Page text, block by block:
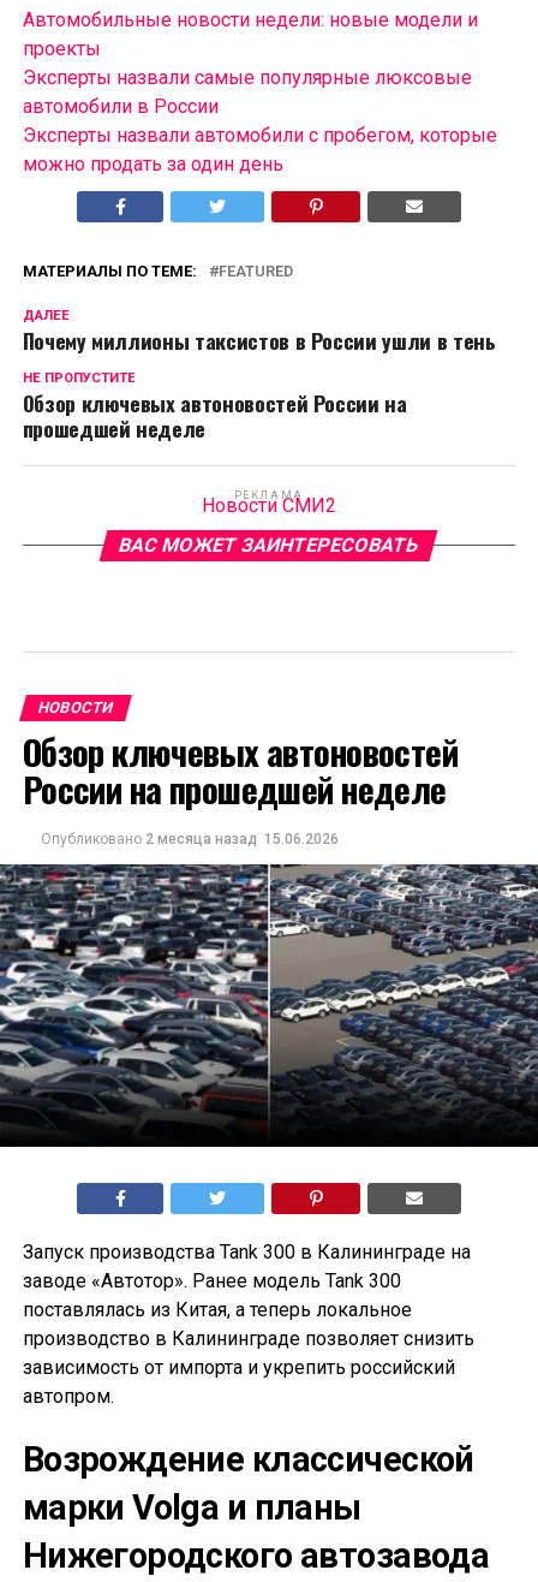
Автомобильные новости недели: новые модели и
проекты
Эксперты назвали самые популярные люксовые
автомобили в России
Эксперты назвали автомобили с пробегом, которые
можно продать за один день
МАТЕРИАЛЫ ПО ТЕМЕ: FEATURED
ДАЛЕЕ
Почему миллионы таксистов в России ушли в тень
НЕ ПРОПУСТИТЕ
Обзор ключевых автоновостей России на
прошедшей неделе
РЕКЛАМА
Новости СМИ2
ВАС МОЖЕТ ЗАИНТЕРЕСОВАТЬ
НОВОСТИ
Обзор ключевых автоновостей
России на прошедшей неделе
Опубликовано 2 месяца назад 15.06.2026
Запуск производства Tank 300 в Калининграде на
заводе «Автотор». Ранее модель Tank 300
поставлялась из Китая, а теперь локальное
производство в Калининграде позволяет снизить
зависимость от импорта и укрепить российский
автопром.
Возрождение классической
марки Volga и планы
Нижегородского автозавода